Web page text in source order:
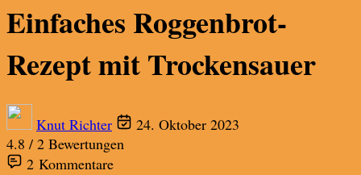
Einfaches Roggenbrot-
Rezept mit Trockensauer
Knut Richter
24. Oktober 2023
4.8 / 2 Bewertungen
2 Kommentare